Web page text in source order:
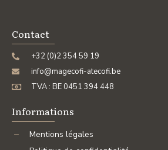
Contact
+32 (0)2 354 59 19
info@magecofi-atecofi.be
TVA : BE 0451 394 448
Informations
Mentions légales